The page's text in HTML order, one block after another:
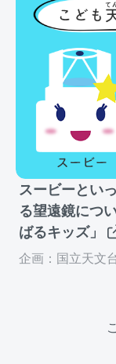
スービーとい
る望遠鏡につ
ばるキッズ」
企画：国立天文